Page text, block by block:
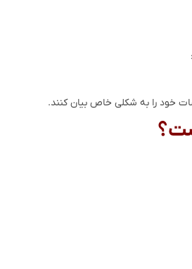
خود را به شکلی خاص بیان کنند.